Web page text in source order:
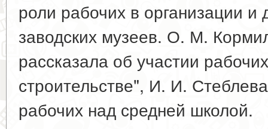
роли рабочих в организации
заводских музеев. О. М.
рассказала об участии
строительстве", И. И.
рабочих над средней школой.